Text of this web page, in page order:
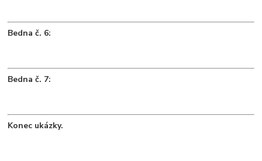
Bedna č. 6:
Bedna č. 7:
Konec ukázky.